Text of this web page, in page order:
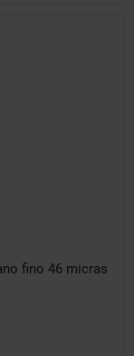
fino 46 micras